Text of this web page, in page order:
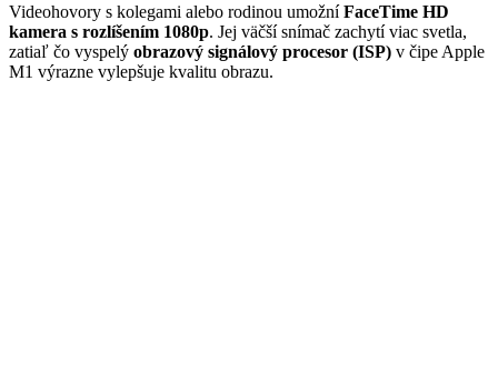
Videohovory s kolegami alebo rodinou umožníFaceTime HD
kamera s rozlíšením 1080p. Jej väčší snímač zachytí viac svetla,
zatiaľ čo vyspelý obrazový signálový procesor (ISP) v čipe Apple
M1 výrazne vylepšuje kvalitu obrazu.